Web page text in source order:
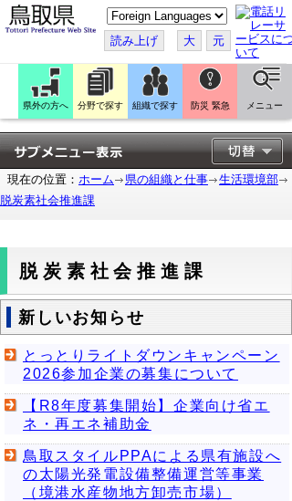
こ
の
ペ
ー
ジ
翻
訳
す
る
読み上げ 大 元
県外の方へ 分野で探す 組織で探す 防災 緊急 メニュー
現在の位置： ホーム 県の組織と仕事
生活環境部
脱炭素社会推進課
脱炭素社会推進課
新しいお知らせ
とっとりライトダウンキャンペーン
2026参加企業の募集について
【R8年度募集開始】企業向け省エ
ネ・再エネ補助金
鳥取スタイルPPAによる県有施設へ
の太陽光発電設備整備運営等事業
（境港水産物地方卸売市場）